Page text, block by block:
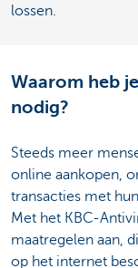
lossen.
Waarom heb
nodig?
Steeds meer
online aankopen,
transacties met
Met het KBC-
maatregelen aan,
op het internet